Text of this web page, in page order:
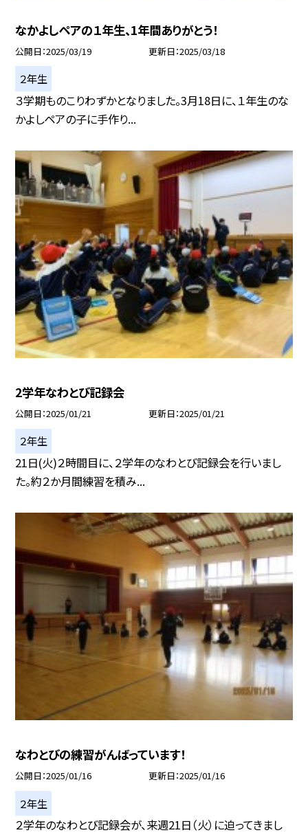
なかよしペアの１年生、1年間ありがとう！
公開日 2025/03/19 更新日 2025/03/18
２年生
３学期ものこりわずかとなりました。3月18日に、１年生のな
かよしペアの子に手作り...
2学年なわとび記録会
公開日 2025/01/21 更新日 2025/01/21
２年生
21日(火)２時間目に、２学年のなわとび記録会を行いまし
た。約２か月間練習を積み...
なわとびの練習がんばっています！
公開日 2025/01/16 更新日 2025/01/16
２年生
２学年のなわとび記録会が、来週21日（火）に迫ってきまし